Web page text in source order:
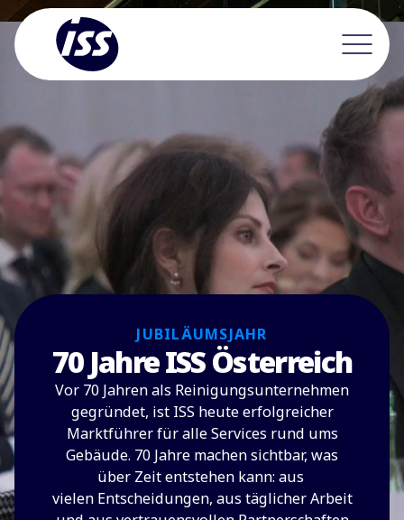
JUBILÄUMSJAHR
70 Jahre ISS Österreich
Vor 70 Jahren als Reinigungsunternehmen
gegründet, ist ISS heute erfolgreicher
Marktführer für alle Services rund ums
Gebäude. 70 Jahre machen sichtbar, was
über Zeit entstehen kann: aus
vielen Entscheidungen, aus täglicher Arbeit